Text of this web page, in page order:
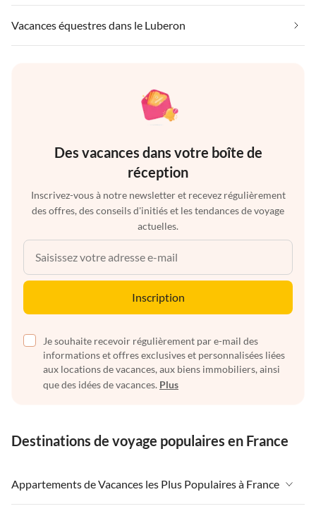
Vacances équestres dans le Luberon
Des vacances dans votre boîte de
réception
Inscrivez-vous à notre newsletter et recevez régulièrement
des offres, des conseils d'initiés et les tendances de voyage
actuelles.
Inscription
Je souhaite recevoir régulièrement par e-mail des
informations et offres exclusives et personnalisées liées
aux locations de vacances, aux biens immobiliers, ainsi
que des idées de vacances. Plus
Destinations de voyage populaires en France
Appartements de Vacances les Plus Populaires à France